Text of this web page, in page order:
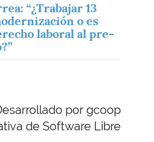
“¿Trabajar 13
o es
laboral al pre-
por gcoop
de Software Libre